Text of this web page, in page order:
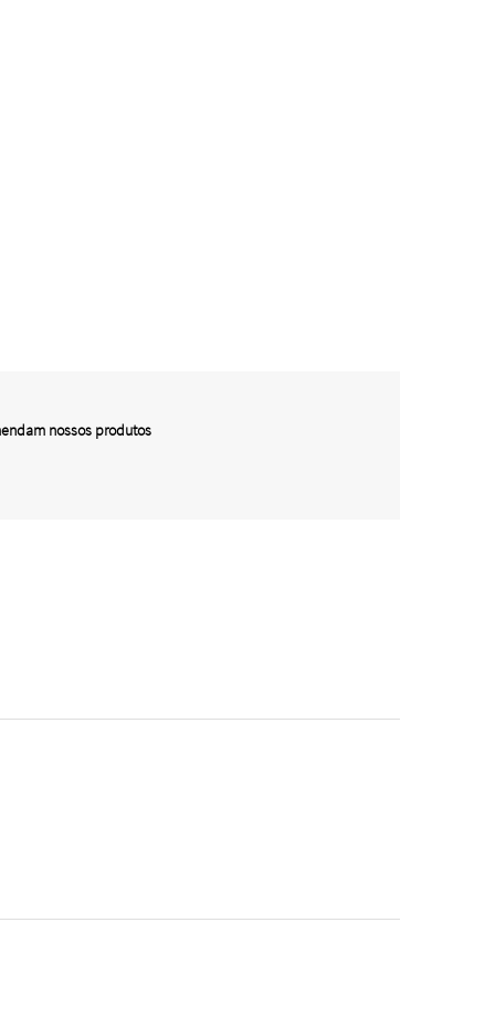
nossos produtos